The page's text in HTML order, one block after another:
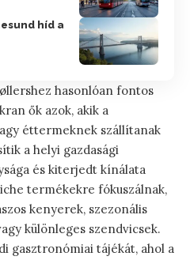
híd a
hasonlóan fontos
ők azok, akik a
éttermeknek szállítanak
a helyi gazdasági
és kiterjedt kínálata
termékekre fókuszálnak,
kenyerek, szezonális
különleges szendvicsek.
gasztronómiai tájékát, ahol a